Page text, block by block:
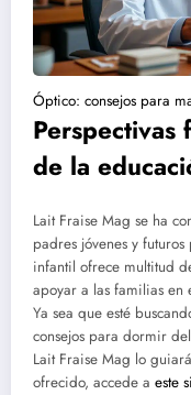
Óptico: consejos para
Perspectivas
de la
Lait Fraise Mag se ha
padres jóvenes y
infantil ofrece multitud
apoyar a las familias en
Ya sea que esté
consejos para dormir
Lait Fraise Mag lo
ofrecido, accede a este